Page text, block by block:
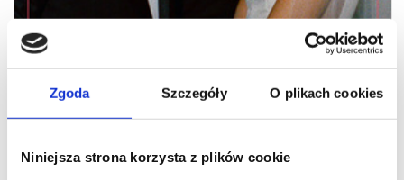
Zgoda Szczegóły O plikach cookies
Niniejsza strona korzysta z plików cookie